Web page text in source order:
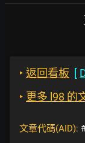
‣ 返回看板 [
‣ 更多 l98 的
文章代碼(AID):